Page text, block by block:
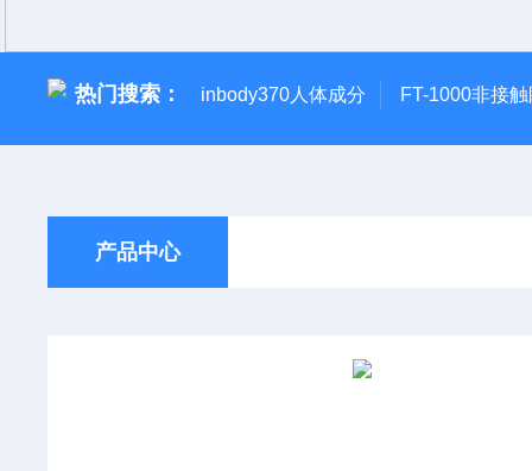
热门搜索： inbody370人体成分 FT-1000非接
产品中心